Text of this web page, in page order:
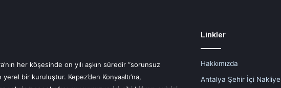
her köşesinde on yılı aşkın süredir “sorunsuz
bir kuruluştur. Kepez’den Konyaaltı’na,
Linkler
Hakkımızda
Antalya Şehir İçi Nakliye